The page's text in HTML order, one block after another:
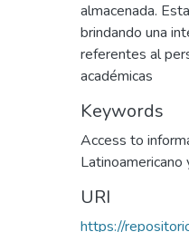
almacenada.
brindando una
referentes al
académicas
Keywords
Access to
Latinoamericano
URI
https://